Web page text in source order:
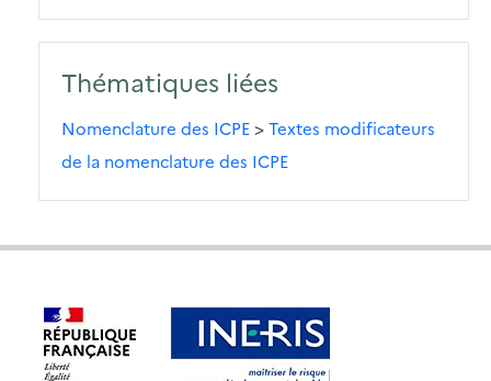
Thématiques liées
Nomenclature des ICPE>Textes modificateurs
de la nomenclature des ICPE